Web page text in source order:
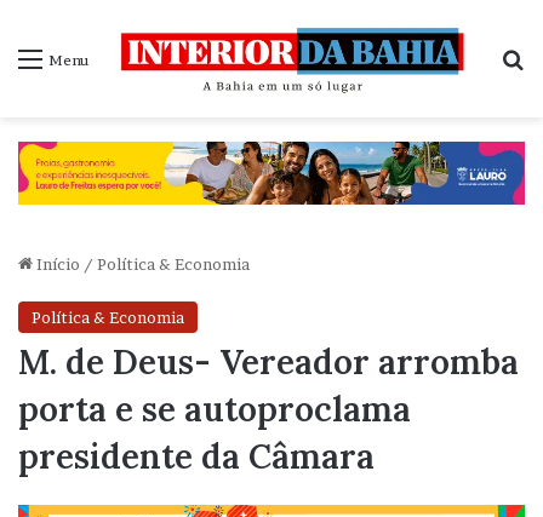
Menu
Início / Política & Economia
Política & Economia
M. de Deus- Vereador arromba
porta e se autoproclama
presidente da Câmara